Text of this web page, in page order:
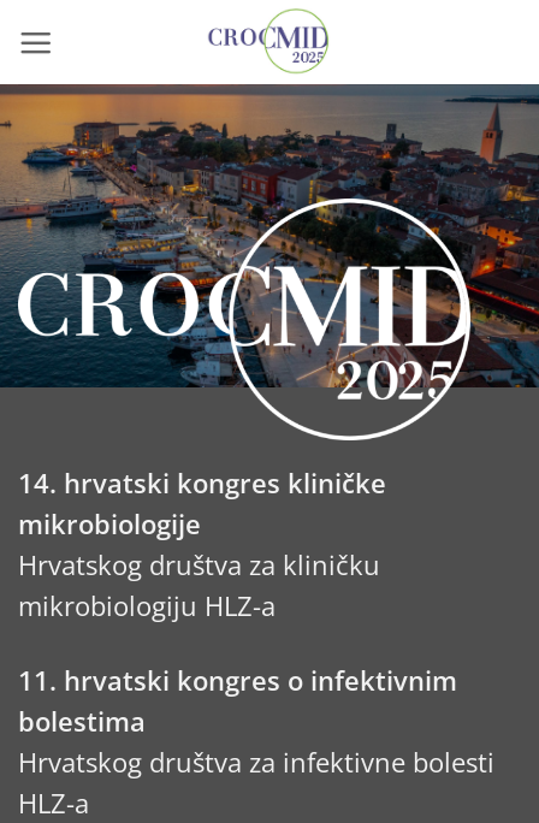
content
14. hrvatski kongres kliničke
mikrobiologije
Hrvatskog društva za kliničku
mikrobiologiju HLZ-a
11. hrvatski kongres o infektivnim
bolestima
Hrvatskog društva za infektivne bolesti
HLZ-a